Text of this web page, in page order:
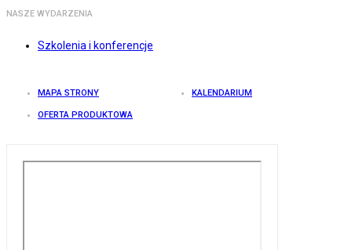
NASZE WYDARZENIA
Szkolenia i konferencje
MAPA STRONY KALENDARIUM
OFERTA PRODUKTOWA